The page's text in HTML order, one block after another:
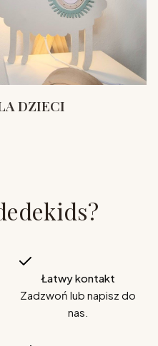
DZIECI
Łatwy kontakt
Zadzwoń lub napisz do
nas.